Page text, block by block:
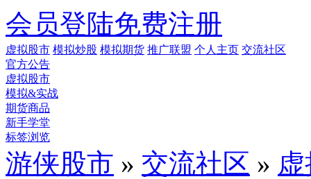
会员登陆免费注册
虚拟股市 模拟炒股 模拟期货 推广联盟 个人主页 交流社区
官方公告
虚拟股市
模拟&实战
期货商品
新手学堂
标签浏览
游侠股市 » 交流社区 »